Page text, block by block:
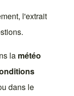
l'extrait
la météo
dans le